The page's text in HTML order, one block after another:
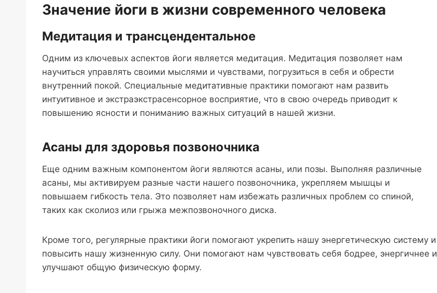
Значение йоги в жизни современного человека
Медитация и трансцендентальное
Одним из ключевых аспектов йоги является медитация. Медитация позволяет нам
научиться управлять своими мыслями и чувствами, погрузиться в себя и обрести
внутренний покой. Специальные медитативные практики помогают нам развить
интуитивное и экстраэкстрасенсорное восприятие, что в свою очередь приводит к
повышению ясности и пониманию важных ситуаций в нашей жизни.
Асаны для здоровья позвоночника
Еще одним важным компонентом йоги являются асаны, или позы. Выполняя различные
асаны, мы активируем разные части нашего позвоночника, укрепляем мышцы и
повышаем гибкость тела. Это позволяет нам избежать различных проблем со спиной,
таких как сколиоз или грыжа межпозвоночного диска.
Кроме того, регулярные практики йоги помогают укрепить нашу энергетическую систему и
повысить нашу жизненную силу. Они помогают нам чувствовать себя бодрее, энергичнее и
улучшают общую физическую форму.